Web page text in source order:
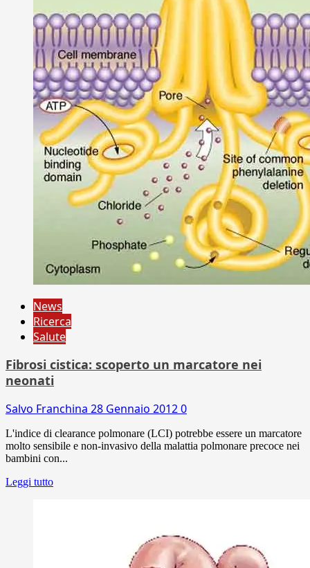
News
Ricerca
Salute
Fibrosi cistica: scoperto un marcatore nei
neonati
Salvo Franchina 28 Gennaio 20120
L'indice di clearance polmonare (LCI) potrebbe essere un marcatore
molto sensibile e non-invasivo della malattia polmonare precoce nei
bambini con...
Leggi tutto